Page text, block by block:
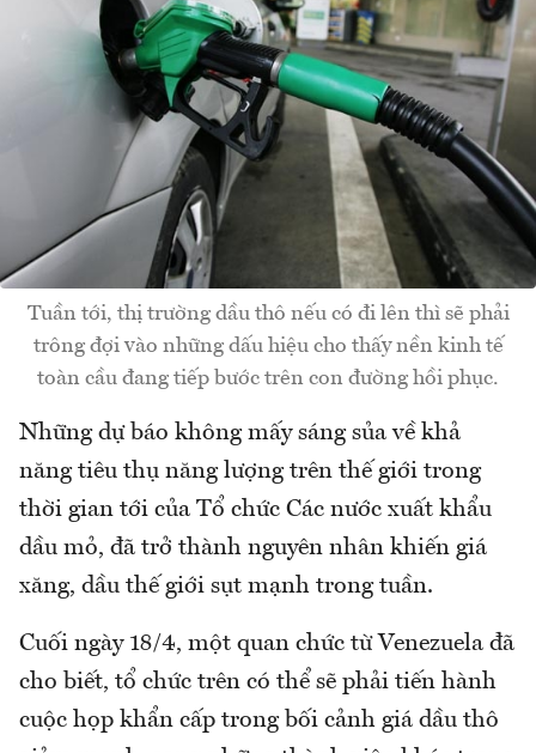
Tuần tới, thị trường dầu thô nếu có đi lên thì sẽ phải
trông đợi vào những dấu hiệu cho thấy nền kinh tế
toàn cầu đang tiếp bước trên con đường hồi phục.
Những dự báo không mấy sáng sủa về khả
năng tiêu thụ năng lượng trên thế giới trong
thời gian tới của Tổ chức Các nước xuất khẩu
dầu mỏ, đã trở thành nguyên nhân khiến giá
xăng, dầu thế giới sụt mạnh trong tuần.
Cuối ngày 18/4, một quan chức từ Venezuela đã
cho biết, tổ chức trên có thể sẽ phải tiến hành
cuộc họp khẩn cấp trong bối cảnh giá dầu thô